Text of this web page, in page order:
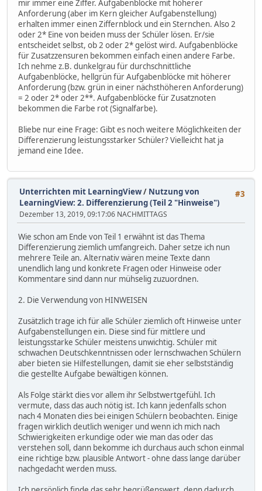
mir immer eine Ziffer. Aufgabenblöcke mit höherer
Anforderung (aber im Kern gleicher Aufgabenstellung)
erhalten immer einen Ziffernblock und ein Sternchen. Also 2
oder 2* Eine von beiden muss der Schüler lösen. Er/sie
entscheidet selbst, ob 2 oder 2* gelöst wird. Aufgabenblöcke
für Zusatzzensuren bekommen einfach einen andere Farbe.
Ich nehme z.B. dunkelgrau für durchschnittliche
Aufgabenblöcke, hellgrün für Aufgabenblöcke mit höherer
Anforderung (bzw. grün in einer nächsthöheren Anforderung)
= 2 oder 2* oder 2**. Aufgabenblöcke für Zusatznoten
bekommen die Farbe rot (Signalfarbe).
Bliebe nur eine Frage: Gibt es noch weitere Möglichkeiten der
Differenzierung leistungsstarker Schüler? Vielleicht hat ja
jemand eine Idee.
#3
Unterrichten mit LearningView/ Nutzung von
LearningView: 2. Differenzierung (Teil 2 "Hinweise")
Dezember 13, 2019, 09:17:06 NACHMITTAGS
Wie schon am Ende von Teil 1 erwähnt ist das Thema
Differenzierung ziemlich umfangreich. Daher setze ich nun
mehrere Teile an. Alternativ wären meine Texte dann
unendlich lang und konkrete Fragen oder Hinweise oder
Kommentare sind dann nur mühselig zuzuordnen.
2. Die Verwendung von HINWEISEN
Zusätzlich trage ich für alle Schüler ziemlich oft Hinweise unter
Aufgabenstellungen ein. Diese sind für mittlere und
leistungsstarke Schüler meistens unwichtig. Schüler mit
schwachen Deutschkenntnissen oder lernschwachen Schülern
aber bieten sie Hilfestellungen, damit sie eher selbstständig
die gestellte Aufgabe bewältigen können.
Als Folge stärkt dies vor allem ihr Selbstwertgefühl. Ich
vermute, dass das auch nötig ist. Ich kann jedenfalls schon
nach 4 Monaten dies bei einigen Schülern beobachten. Einige
fragen wirklich deutlich weniger und wenn ich mich nach
Schwierigkeiten erkundige oder wie man das oder das
verstehen soll, dann bekomme ich durchaus auch schon einmal
eine richtige bzw. plausible Antwort - ohne dass lange darüber
nachgedacht werden muss.